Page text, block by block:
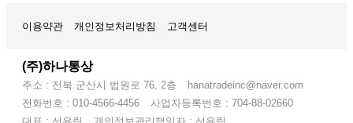
이용약관 개인정보처리방침 고객센터
(주)하나통상
주소 : 전북 군산시 법원로 76, 2층
hanatradeinc@naver.com
전화번호 : 010-4566-4456
사업자등록번호 : 704-88-02660